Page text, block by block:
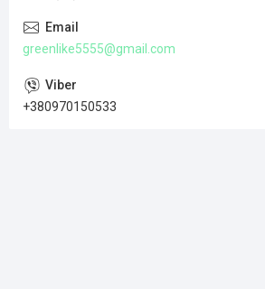
greenlike5555@gmail.com
+380970150533